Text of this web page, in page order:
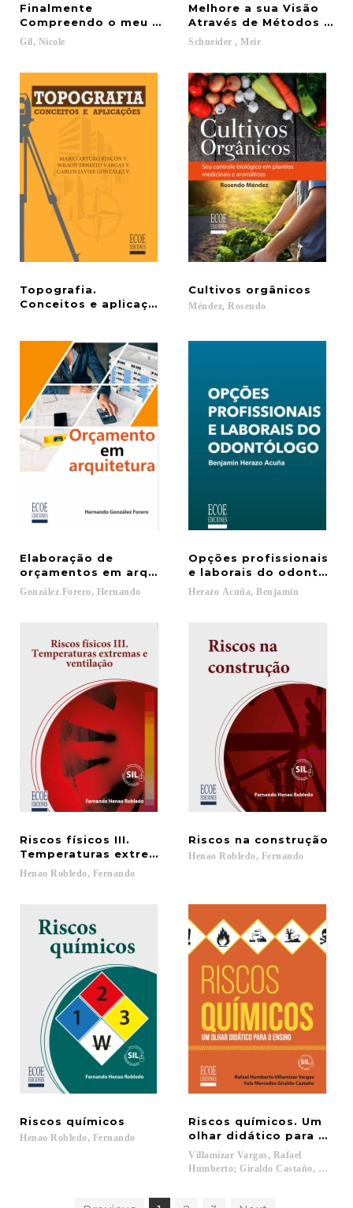
Finalmente
Compreendo o meu cão
Gil, Nicole
Melhore a sua Visão
Através de Métodos
Schneider , Meir
Topografia.
Conceitos e aplicações
Cultivos orgânicos
Méndez, Rosendo
Elaboração de
orçamentos em arquitetura
González Forero, Hernando
Opções profissionais
e laborais do
Herazo Acuña, Benjamín
Riscos físicos III.
Temperaturas extremas, ventilação
Henao Robledo, Fernando
Riscos na construção
Henao Robledo, Fernando
Riscos químicos
Henao Robledo, Fernando
Riscos químicos. Um
olhar didático para o
Villamizar Vargas, Rafael
Humberto; Giraldo Castaño, Yula